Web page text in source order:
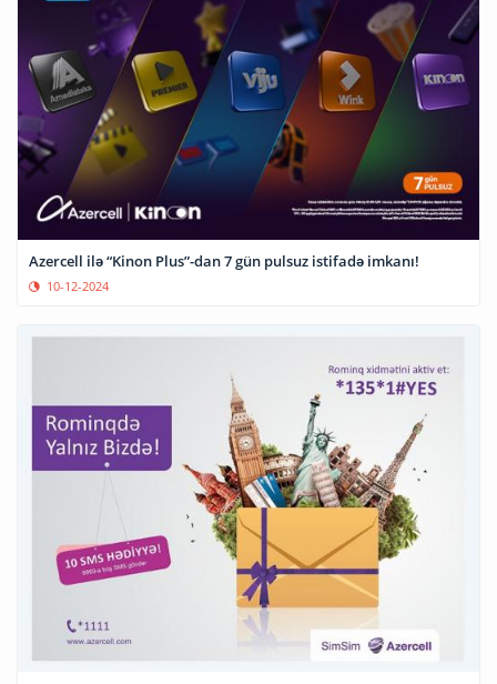
Azercell ilə “Kinon Plus”-dan 7 gün pulsuz istifadə imkanı!
10-12-2024